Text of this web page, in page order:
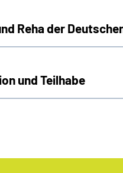
Reha der
und Teilhabe